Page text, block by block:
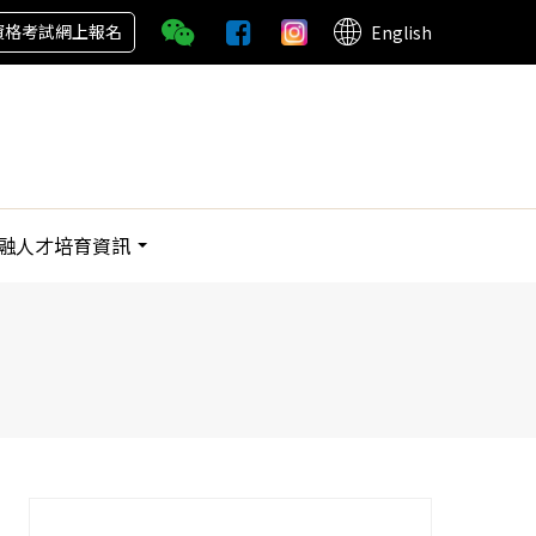
考試網上報名 English
人才培育資訊